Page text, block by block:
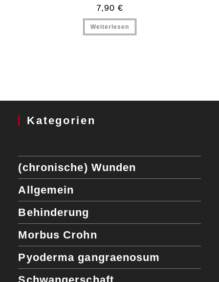
7,90 €
Weiterlesen
Kategorien
(chronische) Wunden
Allgemein
Behinderung
Morbus Crohn
Pyoderma gangraenosum